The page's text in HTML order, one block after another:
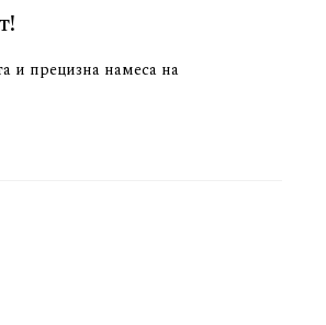
и прецизна намеса на